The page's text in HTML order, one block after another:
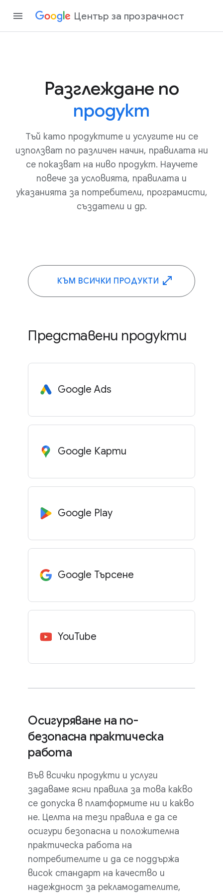
Център за прозрачност
Разглеждане по
продукт
Тъй като продуктите и услугите ни се
използват по различен начин, правилата ни
се показват на ниво продукт. Научете
повече за условията, правилата и
указанията за потребители, програмисти,
създатели и др.
КЪМ ВСИЧКИ ПРОДУКТИ
Представени продукти
Google Ads
Google Карти
Google Play
Google Търсене
YouTube
Осигуряване на по-
безопасна практическа
работа
Във всички продукти и услуги
задаваме ясни правила за това какво
се допуска в платформите ни и какво
не. Целта на тези правила е да се
осигури безопасна и положителна
практическа работа на
потребителите и да се поддържа
висок стандарт на качество и
надеждност за рекламодателите,